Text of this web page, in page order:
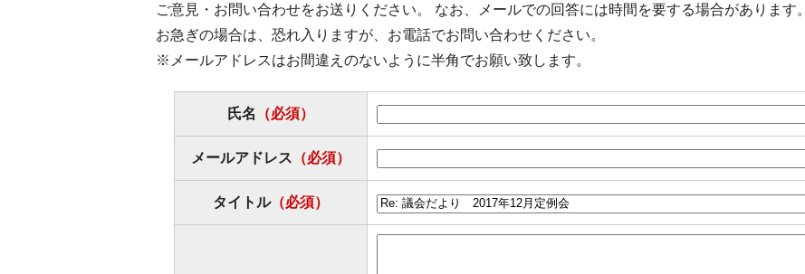
ご意見・お問い合わせをお送りください。 なお、メールでの回答には時間を要する場合があります。
お急ぎの場合は、恐れ入りますが、お電話でお問い合わせください。
※メールアドレスはお間違えのないように半角でお願い致します。
氏名 （必須）
メールアドレス （必須）
タイトル（必須）